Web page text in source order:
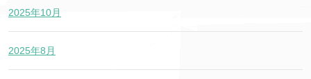
2025年10月
2025年8月